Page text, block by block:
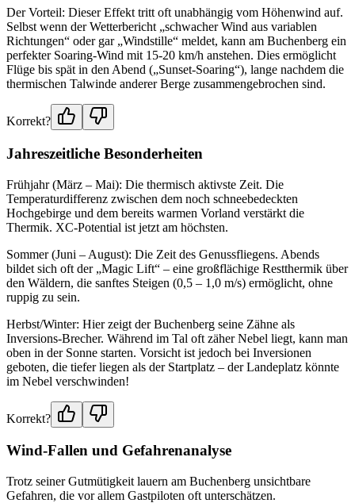
Der Vorteil: Dieser Effekt tritt oft unabhängig vom Höhenwind auf.
Selbst wenn der Wetterbericht „schwacher Wind aus variablen
Richtungen“ oder gar „Windstille“ meldet, kann am Buchenberg ein
perfekter Soaring-Wind mit 15-20 km/h anstehen. Dies ermöglicht
Flüge bis spät in den Abend („Sunset-Soaring“), lange nachdem die
thermischen Talwinde anderer Berge zusammengebrochen sind.
Korrekt?
Jahreszeitliche Besonderheiten
Frühjahr (März – Mai): Die thermisch aktivste Zeit. Die
Temperaturdifferenz zwischen dem noch schneebedeckten
Hochgebirge und dem bereits warmen Vorland verstärkt die
Thermik. XC-Potential ist jetzt am höchsten.
Sommer (Juni – August): Die Zeit des Genussfliegens. Abends
bildet sich oft der „Magic Lift“ – eine großflächige Restthermik über
den Wäldern, die sanftes Steigen (0,5 – 1,0 m/s) ermöglicht, ohne
ruppig zu sein.
Herbst/Winter: Hier zeigt der Buchenberg seine Zähne als
Inversions-Brecher. Während im Tal oft zäher Nebel liegt, kann man
oben in der Sonne starten. Vorsicht ist jedoch bei Inversionen
geboten, die tiefer liegen als der Startplatz – der Landeplatz könnte
im Nebel verschwinden!
Korrekt?
Wind-Fallen und Gefahrenanalyse
Trotz seiner Gutmütigkeit lauern am Buchenberg unsichtbare
Gefahren, die vor allem Gastpiloten oft unterschätzen.